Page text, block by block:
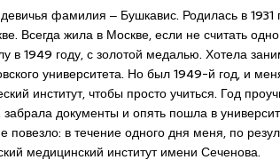
фамилия ‒ Бушкавис. Родилась в 1931
Всегда жила в Москве, если не считать
в 1949 году, с золотой медалью. Хотела
университета. Но был 1949-й год, и
институт, чтобы просто учиться. Год
документы и опять пошла в
в течение одного дня меня, по
медицинский институт имени Сеченова.